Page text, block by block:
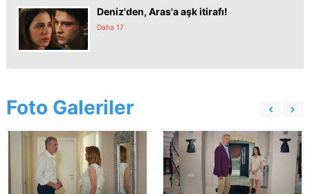
Deniz'den, Aras'a aşk itirafı!
Daha 17
Foto Galeriler